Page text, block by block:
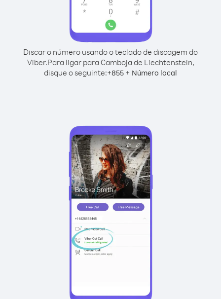
Discar o número usando o teclado de discagem do
Viber.Para ligar para Camboja de Liechtenstein,
disque o seguinte:+855 + Número local